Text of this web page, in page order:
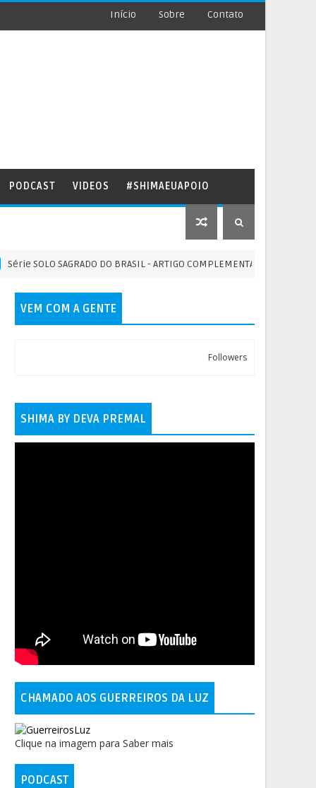
Início Sobre Contato
PODCAST VIDEOS #SHIMAEUAPOIO
SAGRADO DO BRASIL - ARTIGO COMPLEMENTAR II - 22/06/2026
VEM COM A GENTE
Followers
SHIMA BY DEVA PREMAL
CHAMADO AOS GUERREIROS DA LUZ
Clique na imagem para Saber mais
PODCAST